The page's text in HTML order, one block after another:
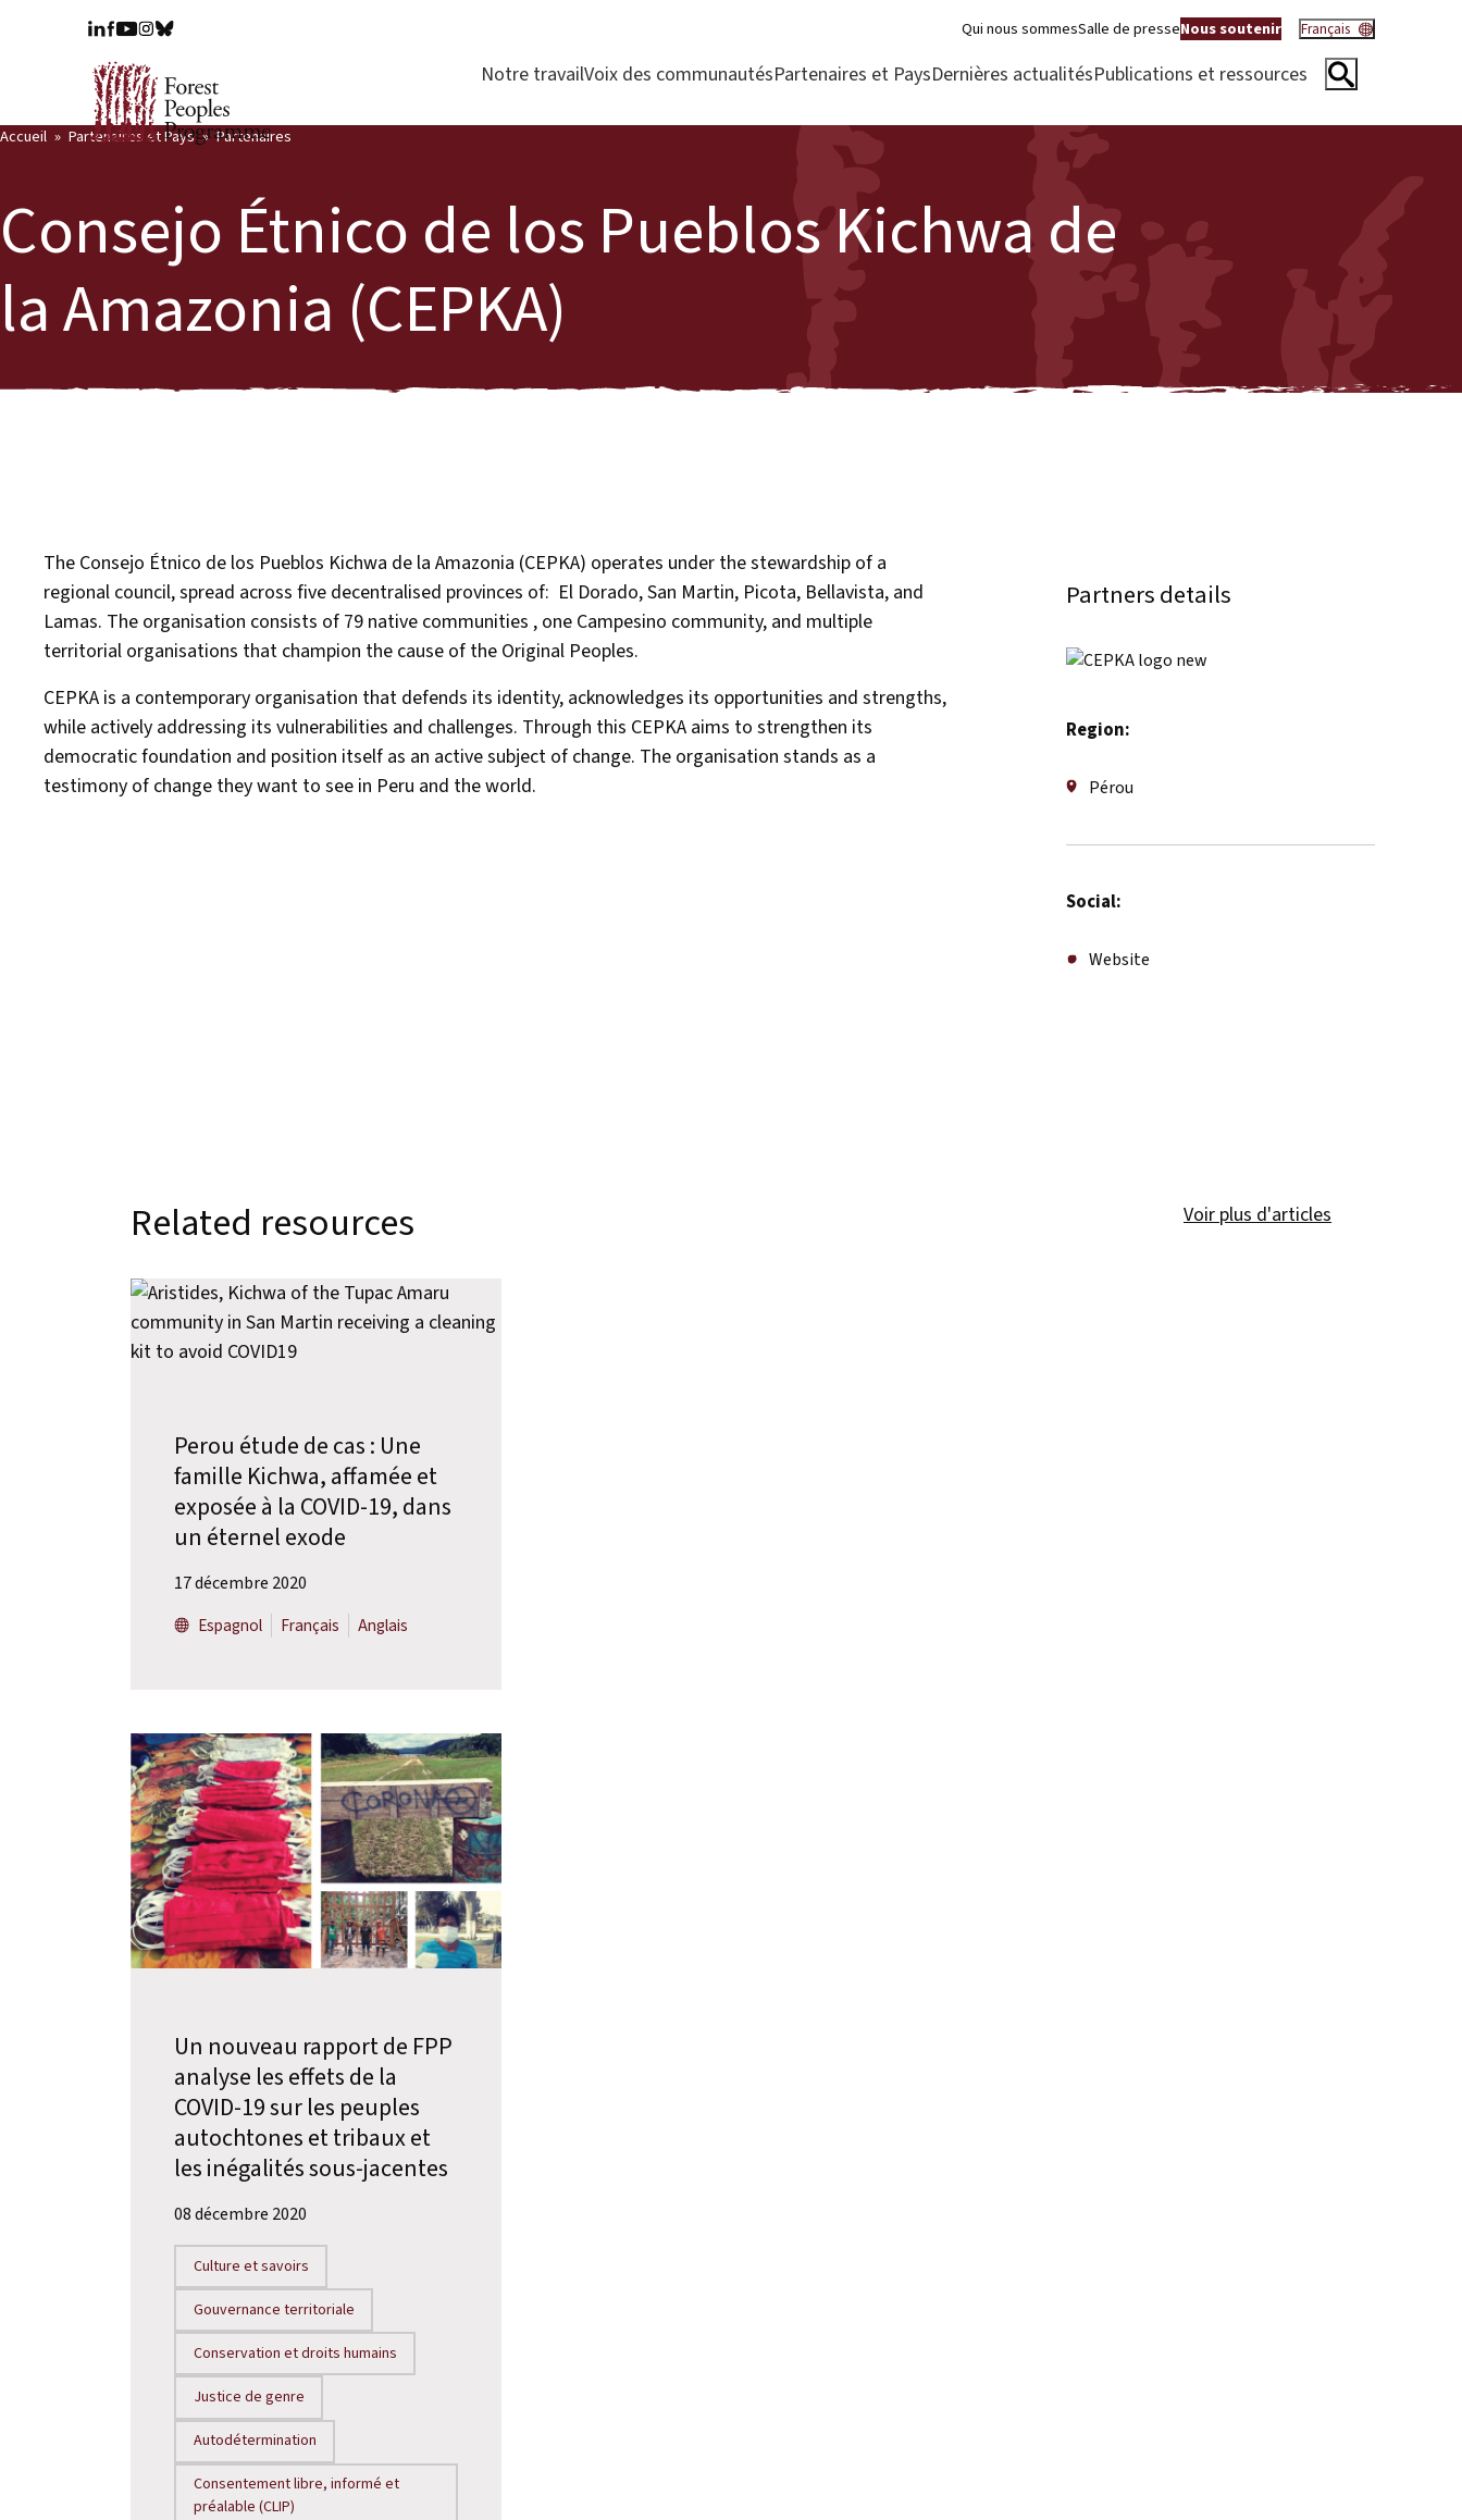
Qui nous sommesSalle de presseNous soutenir Français
Notre travailVoix des communautésPartenaires et PaysDernières actualitésPublications et ressources
Accueil Partenaires et Pays Partenaires
Consejo Étnico de los Pueblos Kichwa de
la Amazonia (CEPKA)
The Consejo Étnico de los Pueblos Kichwa de la Amazonia (CEPKA) operates under the stewardship of a
regional council, spread across five decentralised provinces of: El Dorado, San Martin, Picota, Bellavista, and
Lamas. The organisation consists of 79 native communities , one Campesino community, and multiple
territorial organisations that champion the cause of the Original Peoples.
CEPKA is a contemporary organisation that defends its identity, acknowledges its opportunities and strengths,
while actively addressing its vulnerabilities and challenges. Through this CEPKA aims to strengthen its
democratic foundation and position itself as an active subject of change. The organisation stands as a
testimony of change they want to see in Peru and the world.
Partners details
Region:
Pérou
Social:
Website
Related resources Voir plus d'articles
Perou étude de cas : Une
famille Kichwa, affamée et
exposée à la COVID-19, dans
un éternel exode
17 décembre 2020
Espagnol
Français Anglais
Un nouveau rapport de FPP
analyse les effets de la
COVID-19 sur les peuples
autochtones et tribaux et
les inégalités sous-jacentes
08 décembre 2020
Culture et savoirs
Gouvernance territoriale
Conservation et droits humains
Justice de genre
Autodétermination
Consentement libre, informé et
préalable (CLIP)